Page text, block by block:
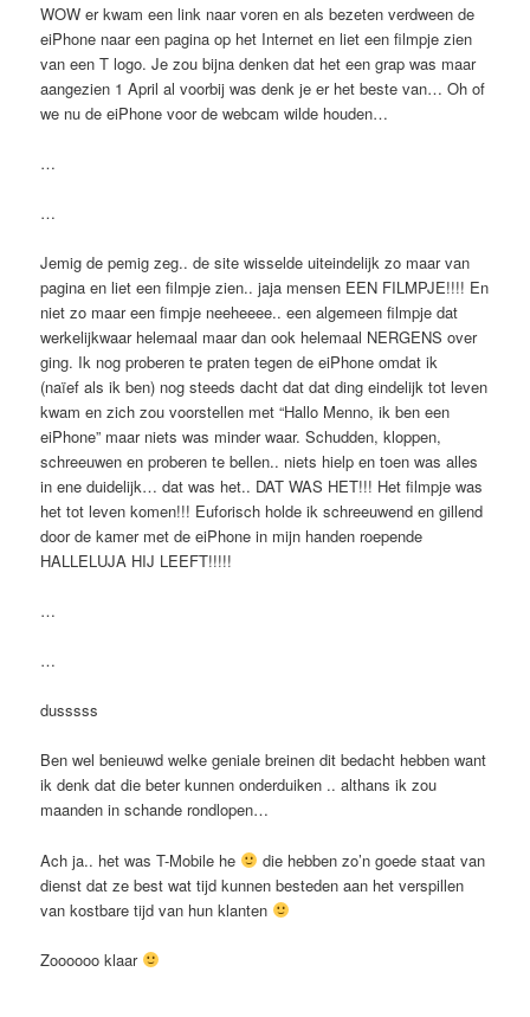
WOW er kwam een link naar voren en als bezeten verdween de
eiPhone naar een pagina op het Internet en liet een filmpje zien
van een T logo. Je zou bijna denken dat het een grap was maar
aangezien 1 April al voorbij was denk je er het beste van… Oh of
we nu de eiPhone voor de webcam wilde houden…
…
…
Jemig de pemig zeg.. de site wisselde uiteindelijk zo maar van
pagina en liet een filmpje zien.. jaja mensen EEN FILMPJE!!!! En
niet zo maar een fimpje neeheeee.. een algemeen filmpje dat
werkelijkwaar helemaal maar dan ook helemaal NERGENS over
ging. Ik nog proberen te praten tegen de eiPhone omdat ik
(naïef als ik ben) nog steeds dacht dat dat ding eindelijk tot leven
kwam en zich zou voorstellen met “Hallo Menno, ik ben een
eiPhone” maar niets was minder waar. Schudden, kloppen,
schreeuwen en proberen te bellen.. niets hielp en toen was alles
in ene duidelijk… dat was het.. DAT WAS HET!!! Het filmpje was
het tot leven komen!!! Euforisch holde ik schreeuwend en gillend
door de kamer met de eiPhone in mijn handen roepende
HALLELUJA HIJ LEEFT!!!!!
…
…
dusssss
Ben wel benieuwd welke geniale breinen dit bedacht hebben want
ik denk dat die beter kunnen onderduiken .. althans ik zou
maanden in schande rondlopen…
Ach ja.. het was T-Mobile he
die hebben zo’n goede staat van
dienst dat ze best wat tijd kunnen besteden aan het verspillen
van kostbare tijd van hun klanten
Zoooooo klaar